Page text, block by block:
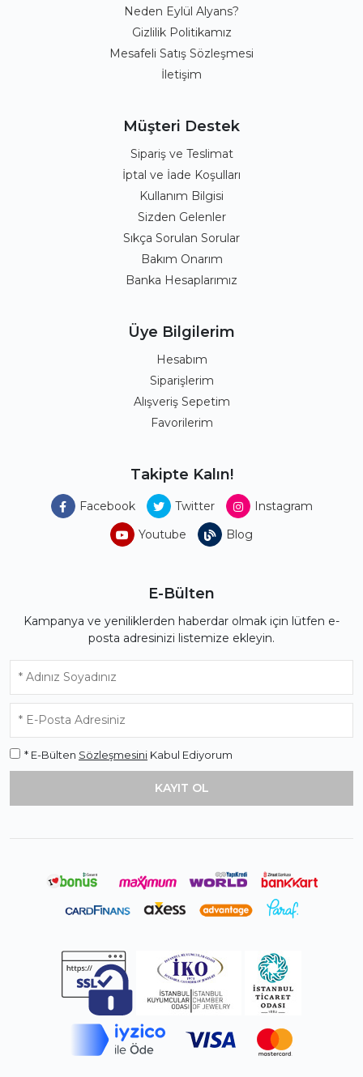
Neden Eylül Alyans?
Gizlilik Politikamız
Mesafeli Satış Sözleşmesi
İletişim
Müşteri Destek
Sipariş ve Teslimat
İptal ve İade Koşulları
Kullanım Bilgisi
Sizden Gelenler
Sıkça Sorulan Sorular
Bakım Onarım
Banka Hesaplarımız
Üye Bilgilerim
Hesabım
Siparişlerim
Alışveriş Sepetim
Favorilerim
Takipte Kalın!
Facebook Twitter
Instagram
Youtube
Blog
E-Bülten
Kampanya ve yeniliklerden haberdar olmak için lütfen e-
posta adresinizi listemize ekleyin.
* E-Bülten Sözleşmesini Kabul Ediyorum